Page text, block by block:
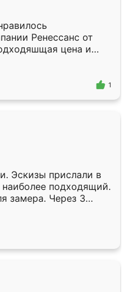
Ренессанс от
цена и
Приехавший
Владислав
самый
1
Эскизы прислали в
подходящий.
замера. Через 3
готова. Остались
Ренессанс
работу!